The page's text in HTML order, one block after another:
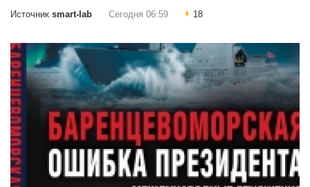
Источник smart-lab Сегодня 06:59 18